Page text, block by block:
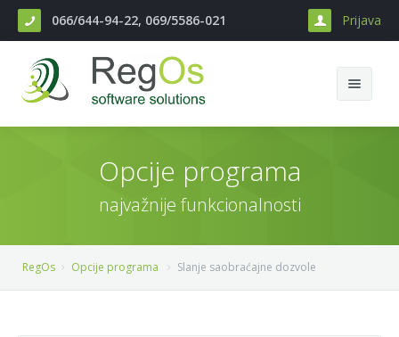
066/644-94-22, 069/5586-021 Prijava
Opcije programa
Reference
Opcije programa
najvažnije funkcionalnosti
RegOs Opcije programa Slanje saobraćajne dozvole